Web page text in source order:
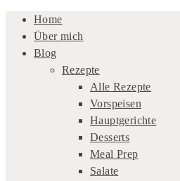
Home
Über mich
Blog
Rezepte
Alle Rezepte
Vorspeisen
Hauptgerichte
Desserts
Meal Prep
Salate